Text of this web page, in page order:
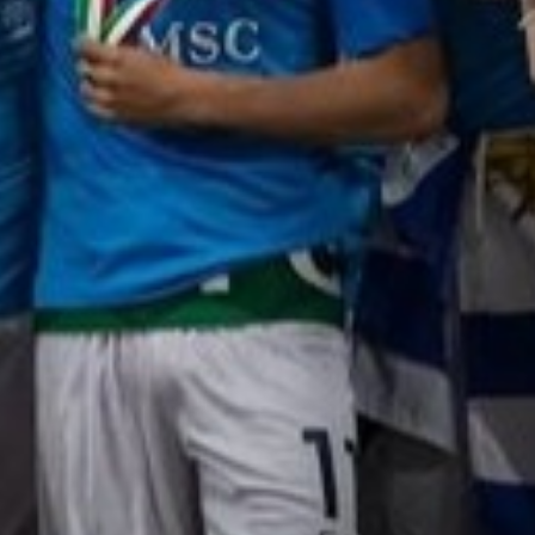
alla medicina sportiva, alla tattica. Una
premessa: la scienza non è democratica e
spesso purtroppo sento e leggo parlare
persone di medicina, preparazione atletica e
recupero che non hanno né i titoli né la
competenza né la preparazione. A parte il
dott. De Luca, il mio collega, abbiamo uno
staff composto da 8 fisioterapisti di
altissimo livello e facciamo test continui sui
giocatori per cercare di intercettare più
problematiche possibili . Noi abbiamo una
continua collaborazione con le aree fisiche,
tecniche ed atletiche: i dati fisici di
allenamenti e partite ci dicono che, anche...